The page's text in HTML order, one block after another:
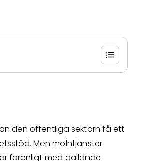
den offentliga sektorn få ett
Men molntjänster
förenligt med gällande